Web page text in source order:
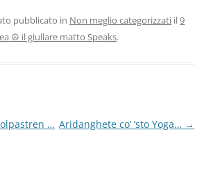
pubblicato in Non meglio categorizzati il9
☮ il giullare matto Speaks.
… Aridanghete co’ ‘sto Yoga… →